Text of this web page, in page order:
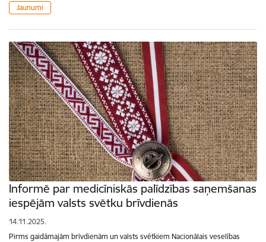
Jaunumi
Informē par medicīniskās palīdzības saņemšanas
iespējām valsts svētku brīvdienās
14.11.2025.
Pirms gaidāmajām brīvdienām un valsts svētkiem Nacionālais veselības